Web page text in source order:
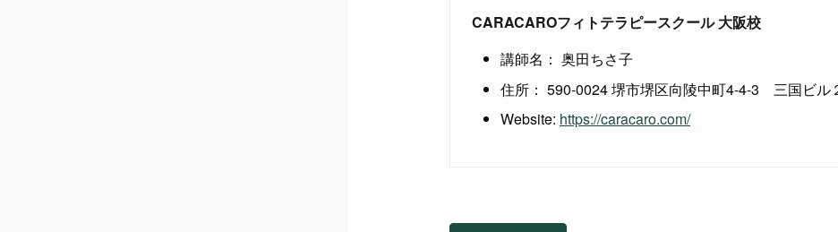
CARACAROフィトテラピースクール 大阪校
講師名： 奥田ちさ子
住所： 590-0024 堺市堺区向陵中町4-4-3 三国ビル
Website: https://caracaro.com/